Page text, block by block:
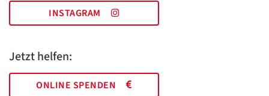
INSTAGRAM
Jetzt helfen:
ONLINE SPENDEN